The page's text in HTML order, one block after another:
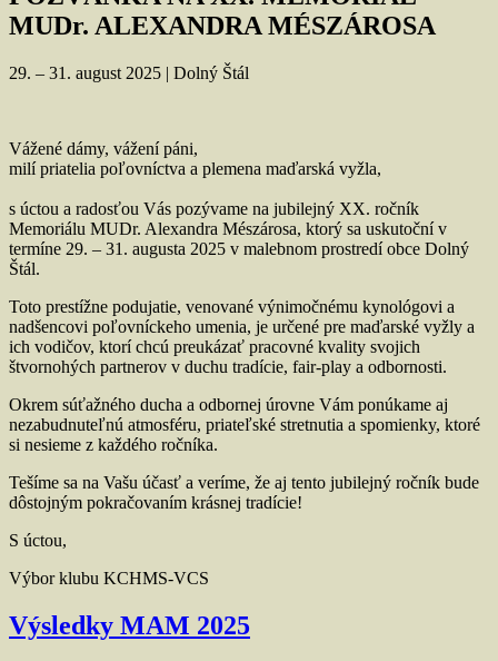
MUDr. ALEXANDRA MÉSZÁROSA
29. – 31. august 2025 | Dolný Štál
Vážené dámy, vážení páni,
milí priatelia poľovníctva a plemena maďarská vyžla,
s úctou a radosťou Vás pozývame na jubilejný XX. ročník
Memoriálu MUDr. Alexandra Mészárosa, ktorý sa uskutoční v
termíne 29. – 31. augusta 2025 v malebnom prostredí obce Dolný
Štál.
Toto prestížne podujatie, venované výnimočnému kynológovi a
nadšencovi poľovníckeho umenia, je určené pre maďarské vyžly a
ich vodičov, ktorí chcú preukázať pracovné kvality svojich
štvornohých partnerov v duchu tradície, fair-play a odbornosti.
Okrem súťažného ducha a odbornej úrovne Vám ponúkame aj
nezabudnuteľnú atmosféru, priateľské stretnutia a spomienky, ktoré
si nesieme z každého ročníka.
Tešíme sa na Vašu účasť a veríme, že aj tento jubilejný ročník bude
dôstojným pokračovaním krásnej tradície!
S úctou,
Výbor klubu KCHMS-VCS
Výsledky MAM 2025